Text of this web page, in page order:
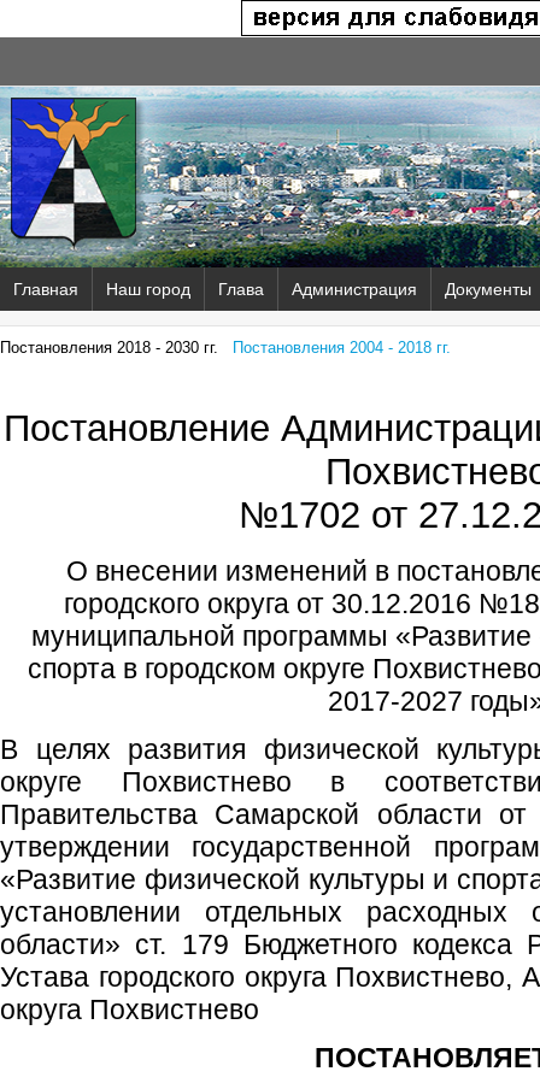
Главная Наш город Глава Администрация Документы
Постановления 2018 - 2030 гг. Постановления 2004 - 2018 гг.
Постановление
№1702 от
О внесении изменений в
городского округа от 30.12.2016
муниципальной программы «Развитие
спорта в городском округе
2017-2027
В целях развития физической
округе Похвистнево в
Правительства Самарской области
утверждении государственной
«Развитие физической культуры и
установлении отдельных расходных
области» ст. 179 Бюджетного кодекса
Устава городского округа Похвистнево,
округа Похвистнево